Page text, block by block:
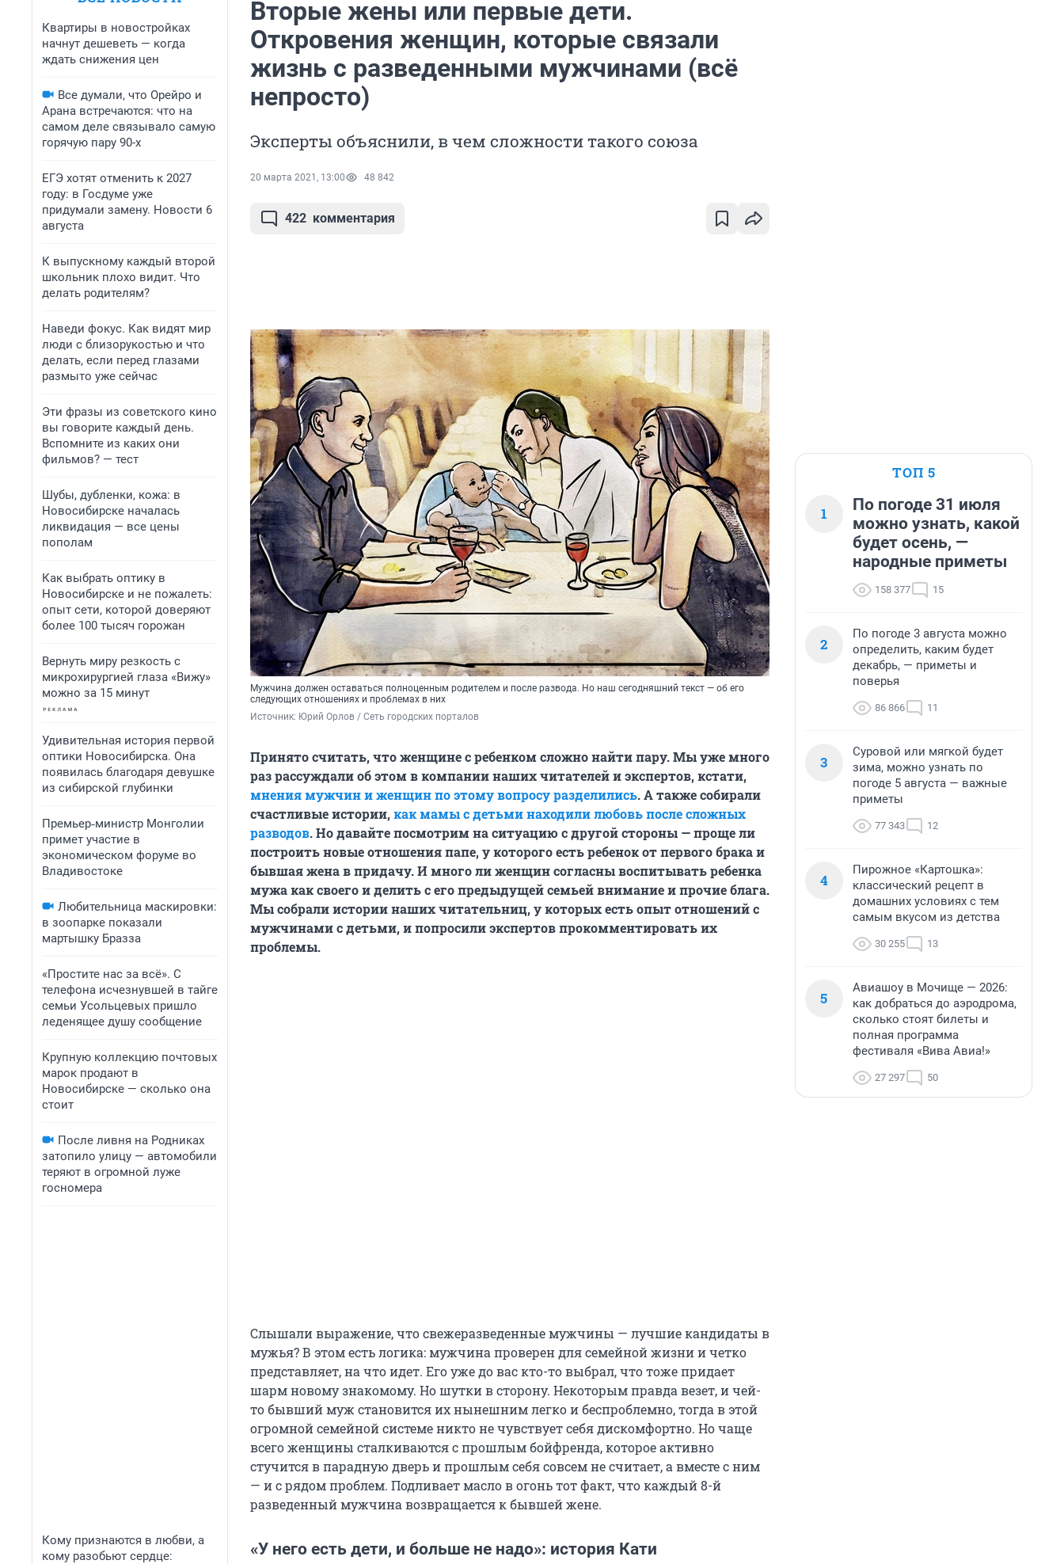
Квартиры в новостройках
начнут дешеветь — когда
ждать снижения цен
Все думали, что Орейро и
Арана встречаются: что на
самом деле связывало самую
горячую пару 90-х
ЕГЭ хотят отменить к 2027
году: в Госдуме уже
придумали замену. Новости 6
августа
К выпускному каждый второй
школьник плохо видит. Что
делать родителям?
Наведи фокус. Как видят мир
люди с близорукостью и что
делать, если перед глазами
размыто уже сейчас
Эти фразы из советского кино
вы говорите каждый день.
Вспомните из каких они
фильмов? — тест
Шубы, дубленки, кожа: в
Новосибирске началась
ликвидация — все цены
пополам
Как выбрать оптику в
Новосибирске и не пожалеть:
опыт сети, которой доверяют
более 100 тысяч горожан
Вернуть миру резкость с
микрохирургией глаза «Вижу»
можно за 15 минут
Удивительная история первой
оптики Новосибирска. Она
появилась благодаря девушке
из сибирской глубинки
Премьер‑министр Монголии
примет участие в
экономическом форуме во
Владивостоке
Любительница маскировки:
в зоопарке показали
мартышку Бразза
«Простите нас за всё». С
телефона исчезнувшей в тайге
семьи Усольцевых пришло
леденящее душу сообщение
Крупную коллекцию почтовых
марок продают в
Новосибирске — сколько она
стоит
После ливня на Родниках
затопило улицу — автомобили
теряют в огромной луже
госномера
Кому признаются в любви, а
кому разобьют сердце:
Вторые жены или первые дети.
Откровения женщин, которые связали
жизнь с разведенными мужчинами (всё
непросто)
Эксперты объяснили, в чем сложности такого союза
20 марта 2021, 13:00 48 842
422 комментария
Мужчина должен оставаться полноценным родителем и после развода. Но наш сегодняшний текст — об его
следующих отношениях и проблемах в них
Источник: Юрий Орлов / Сеть городских порталов
Принято считать, что женщине с ребенком сложно найти пару. Мы уже много
раз рассуждали об этом в компании наших читателей и экспертов, кстати,
мнения мужчин и женщин по этому вопросу разделились. А также собирали
счастливые истории,как мамы с детьми находили любовь после сложных
разводов. Но давайте посмотрим на ситуацию с другой стороны — проще ли
построить новые отношения папе, у которого есть ребенок от первого брака и
бывшая жена в придачу. И много ли женщин согласны воспитывать ребенка
мужа как своего и делить с его предыдущей семьей внимание и прочие блага.
Мы собрали истории наших читательниц, у которых есть опыт отношений с
мужчинами с детьми, и попросили экспертов прокомментировать их
проблемы.
Слышали выражение, что свежеразведенные мужчины — лучшие кандидаты в
мужья? В этом есть логика: мужчина проверен для семейной жизни и четко
представляет, на что идет. Его уже до вас кто-то выбрал, что тоже придает
шарм новому знакомому. Но шутки в сторону. Некоторым правда везет, и чей-
то бывший муж становится их нынешним легко и беспроблемно, тогда в этой
огромной семейной системе никто не чувствует себя дискомфортно. Но чаще
всего женщины сталкиваются с прошлым бойфренда, которое активно
стучится в парадную дверь и прошлым себя совсем не считает, а вместе с ним
— и с рядом проблем. Подливает масло в огонь тот факт, что каждый 8-й
разведенный мужчина возвращается к бывшей жене.
«У него есть дети, и больше не надо»: история Кати
ТОП 5
1
По погоде 31 июля
можно узнать, какой
будет осень, —
народные приметы
158 377 15
2
По погоде 3 августа можно
определить, каким будет
декабрь, — приметы и
поверья
86 866 11
3
Суровой или мягкой будет
зима, можно узнать по
погоде 5 августа — важные
приметы
77 343 12
4
Пирожное «Картошка»:
классический рецепт в
домашних условиях с тем
самым вкусом из детства
30 255 13
5
Авиашоу в Мочище — 2026:
как добраться до аэродрома,
сколько стоят билеты и
полная программа
фестиваля «Вива Авиа!»
27 297 50